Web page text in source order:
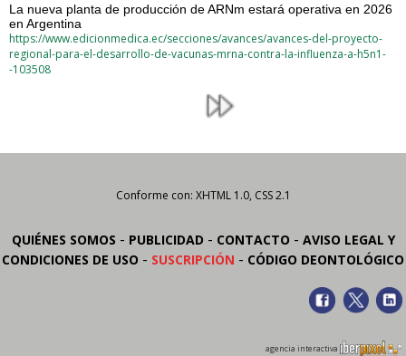
La nueva planta de producción de ARNm estará operativa en 2026
en Argentina
https://www.edicionmedica.ec/secciones/avances/avances-del-proyecto-
regional-para-el-desarrollo-de-vacunas-mrna-contra-la-influenza-a-h5n1-
-103508
Conforme con: XHTML 1.0, CSS 2.1
QUIÉNES SOMOS - PUBLICIDAD - CONTACTO - AVISO LEGAL Y
CONDICIONES DE USO - SUSCRIPCIÓN - CÓDIGO DEONTOLÓGICO
agencia interactiva